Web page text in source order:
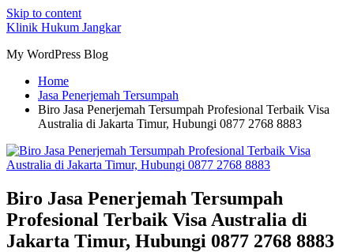
Skip to content
Klinik Hukum Jangkar
My WordPress Blog
Home
Jasa Penerjemah Tersumpah
Biro Jasa Penerjemah Tersumpah Profesional Terbaik Visa
Australia di Jakarta Timur, Hubungi 0877 2768 8883
Biro Jasa Penerjemah Tersumpah
Profesional Terbaik Visa Australia di
Jakarta Timur, Hubungi 0877 2768 8883